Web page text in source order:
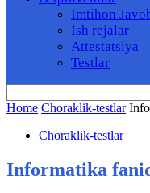
Imtihon
Ish rejalar
Attestatsiya
Testlar
Home Choraklik-testlar
Choraklik-testlar
Informatika